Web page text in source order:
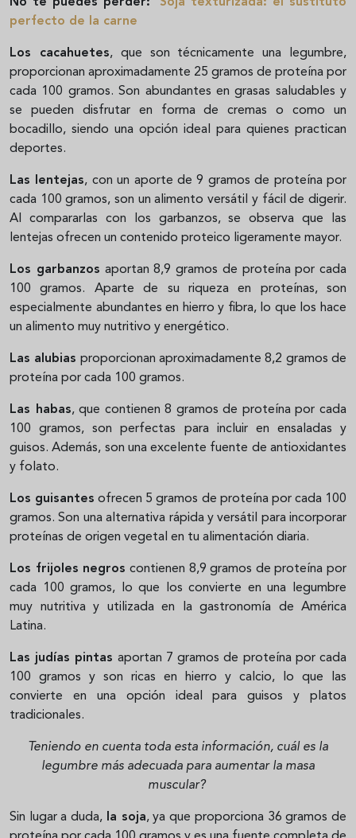
perfecto de la carne
Los cacahuetes, que son técnicamente una legumbre,
proporcionan aproximadamente 25 gramos de proteína por
cada 100 gramos. Son abundantes en grasas saludables y
se pueden disfrutar en forma de cremas o como un
bocadillo, siendo una opción ideal para quienes practican
deportes.
Las lentejas, con un aporte de 9 gramos de proteína por
cada 100 gramos, son un alimento versátil y fácil de digerir.
Al compararlas con los garbanzos, se observa que las
lentejas ofrecen un contenido proteico ligeramente mayor.
Los garbanzos aportan 8,9 gramos de proteína por cada
100 gramos. Aparte de su riqueza en proteínas, son
especialmente abundantes en hierro y fibra, lo que los hace
un alimento muy nutritivo y energético.
Las alubias proporcionan aproximadamente 8,2 gramos de
proteína por cada 100 gramos.
Las habas, que contienen 8 gramos de proteína por cada
100 gramos, son perfectas para incluir en ensaladas y
guisos. Además, son una excelente fuente de antioxidantes
y folato.
Los guisantes ofrecen 5 gramos de proteína por cada 100
gramos. Son una alternativa rápida y versátil para incorporar
proteínas de origen vegetal en tu alimentación diaria.
Los frijoles negros contienen 8,9 gramos de proteína por
cada 100 gramos, lo que los convierte en una legumbre
muy nutritiva y utilizada en la gastronomía de América
Latina.
Las judías pintas aportan 7 gramos de proteína por cada
100 gramos y son ricas en hierro y calcio, lo que las
convierte en una opción ideal para guisos y platos
tradicionales.
Teniendo en cuenta toda esta información, cuál es la
legumbre más adecuada para aumentar la masa
muscular?
Sin lugar a duda, la soja, ya que proporciona 36 gramos de